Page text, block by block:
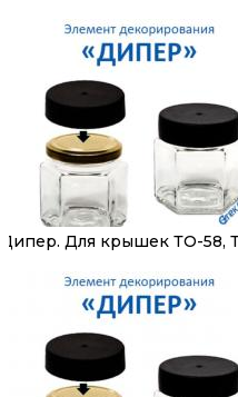
Дипер. Для крышек ТО-58,